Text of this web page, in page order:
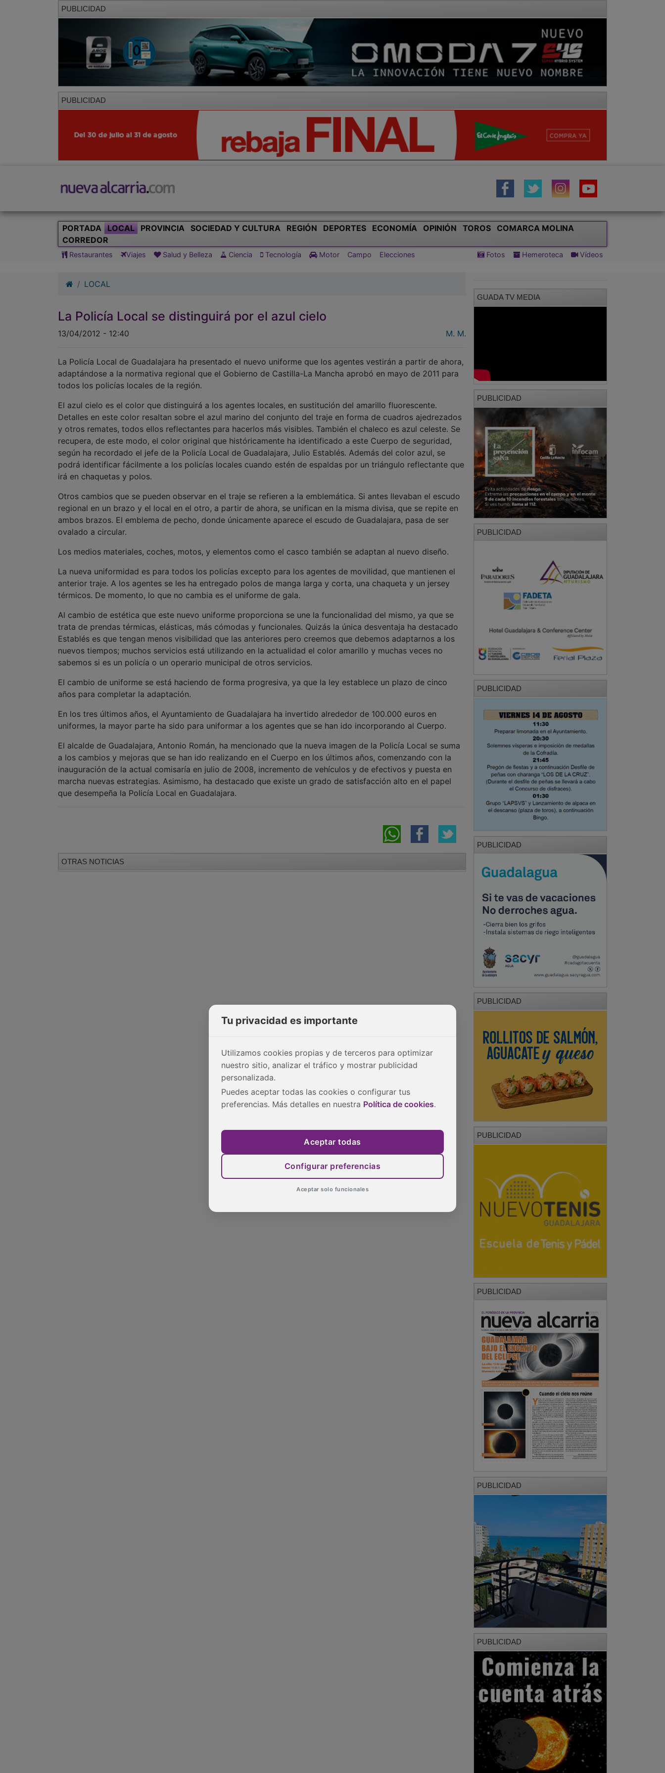
PUBLICIDAD
PUBLICIDAD
PORTADA LOCAL PROVINCIA SOCIEDAD Y CULTURA REGIÓN DEPORTES ECONOMÍA OPINIÓN TOROS
COMARCA MOLINA
CORREDOR
Restaurantes Viajes Salud y Belleza Ciencia Tecnología Motor Campo Elecciones Fotos Hemeroteca Vídeos
LOCAL
La Policía Local se distinguirá por el azul cielo
13/04/2012 - 12:40 M. M.
La Policía Local de Guadalajara ha presentado el nuevo uniforme que los agentes vestirán a partir de ahora,
adaptándose a la normativa regional que el Gobierno de Castilla-La Mancha aprobó en mayo de 2011 para
todos los policías locales de la región.
El azul cielo es el color que distinguirá a los agentes locales, en sustitución del amarillo fluorescente.
Detalles en este color resaltan sobre el azul marino del conjunto del traje en forma de cuadros ajedrezados
y otros remates, todos ellos reflectantes para hacerlos más visibles. También el chaleco es azul celeste. Se
recupera, de este modo, el color original que históricamente ha identificado a este Cuerpo de seguridad,
según ha recordado el jefe de la Policía Local de Guadalajara, Julio Establés. Además del color azul, se
podrá identificar fácilmente a los policías locales cuando estén de espaldas por un triángulo reflectante que
irá en chaquetas y polos.
Otros cambios que se pueden observar en el traje se refieren a la emblemática. Si antes llevaban el escudo
regional en un brazo y el local en el otro, a partir de ahora, se unifican en la misma divisa, que se repite en
ambos brazos. El emblema de pecho, donde únicamente aparece el escudo de Guadalajara, pasa de ser
ovalado a circular.
Los medios materiales, coches, motos, y elementos como el casco también se adaptan al nuevo diseño.
La nueva uniformidad es para todos los policías excepto para los agentes de movilidad, que mantienen el
anterior traje. A los agentes se les ha entregado polos de manga larga y corta, una chaqueta y un jersey
térmicos. De momento, lo que no cambia es el uniforme de gala.
Al cambio de estética que este nuevo uniforme proporciona se une la funcionalidad del mismo, ya que se
trata de prendas térmicas, elásticas, más cómodas y funcionales. Quizás la única desventaja ha destacado
Establés es que tengan menos visibilidad que las anteriores pero creemos que debemos adaptarnos a los
nuevos tiempos; muchos servicios está utilizando en la actualidad el color amarillo y muchas veces no
sabemos si es un policía o un operario municipal de otros servicios.
El cambio de uniforme se está haciendo de forma progresiva, ya que la ley establece un plazo de cinco
años para completar la adaptación.
En los tres últimos años, el Ayuntamiento de Guadalajara ha invertido alrededor de 100.000 euros en
uniformes, la mayor parte ha sido para uniformar a los agentes que se han ido incorporando al Cuerpo.
El alcalde de Guadalajara, Antonio Román, ha mencionado que la nueva imagen de la Policía Local se suma
a los cambios y mejoras que se han ido realizando en el Cuerpo en los últimos años, comenzando con la
inauguración de la actual comisaría en julio de 2008, incremento de vehículos y de efectivos y puesta en
marcha nuevas estrategias. Asimismo, ha destacado que existe un grado de satisfacción alto en el papel
que desempeña la Policía Local en Guadalajara.
OTRAS NOTICIAS
GUADA TV MEDIA
PUBLICIDAD
PUBLICIDAD
PUBLICIDAD
PUBLICIDAD
PUBLICIDAD
PUBLICIDAD
PUBLICIDAD
PUBLICIDAD
PUBLICIDAD
Tu privacidad es importante
Utilizamos cookies propias y de terceros para optimizar
nuestro sitio, analizar el tráfico y mostrar publicidad
personalizada.
Puedes aceptar todas las cookies o configurar tus
preferencias. Más detalles en nuestra Política de cookies.
Aceptar todas
Configurar preferencias
Aceptar solo funcionales